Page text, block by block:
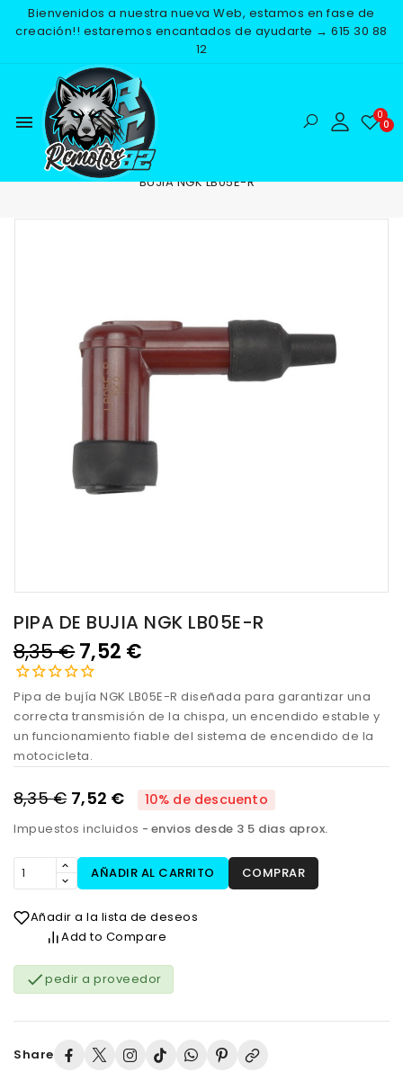
Bienvenidos a nuestra nueva Web, estamos en fase de
creación!! estaremos encantados de ayudarte → 615 30 88
12
menu
Inicio RECAMBIOS
BUJIA NGK LB05E-R
PIPA DE BUJIA NGK LB05E-R
8,35 €7,52 €
Pipa de bujía NGK LB05E-R diseñada para garantizar una
correcta transmisión de la chispa, un encendido estable y
un funcionamiento fiable del sistema de encendido de la
motocicleta.
8,35 € 7,52 € 10% de descuento
Impuestos incluidos envios desde 3 5 dias aprox.
AÑADIR AL CARRITO COMPRAR
Añadir a la lista de deseos
Add to Compare
pedir a proveedor
Share